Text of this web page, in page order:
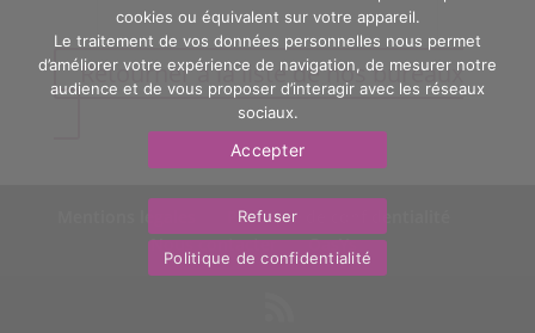
Retourner à la liste de nos bureaux
Politique de confidentialité
Nous contacter
OasYs
cookies ou équivalent sur votre appareil.
Le traitement de vos données personnelles nous permet
d’améliorer votre expérience de navigation, de mesurer notre
audience et de vous proposer d’interagir avec les réseaux
sociaux.
Accepter
Refuser
Politique de confidentialité